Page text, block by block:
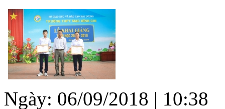
Ngày: 06/09/2018 | 10:38